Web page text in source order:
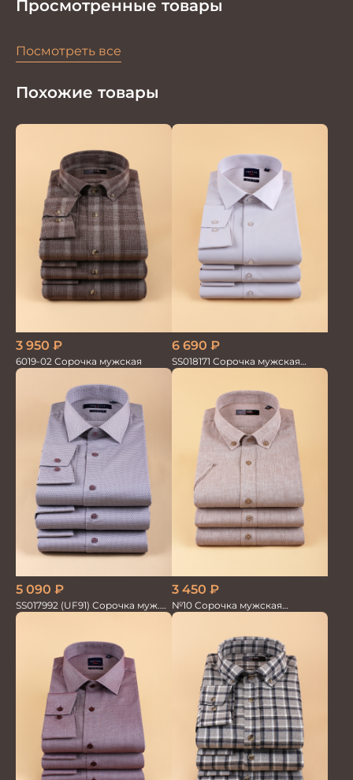
Просмотренные товары
Посмотреть все
Похожие товары
3 950 ₽
6019-02 Сорочка мужская
6 690 ₽
SS018171 Сорочка мужская
GROSTYLE TRENDY
5 090 ₽
SS017992 (UF91) Сорочка муж.
GROSTYLE
3 450 ₽
№10 Сорочка мужская
кор.рукав